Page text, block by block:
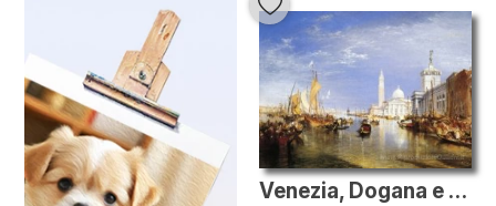
Venezia, Dogana e San Giorgio Maggiore